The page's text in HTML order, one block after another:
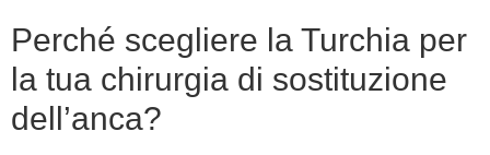
Perché scegliere la Turchia per
la tua chirurgia di sostituzione
dell’anca?